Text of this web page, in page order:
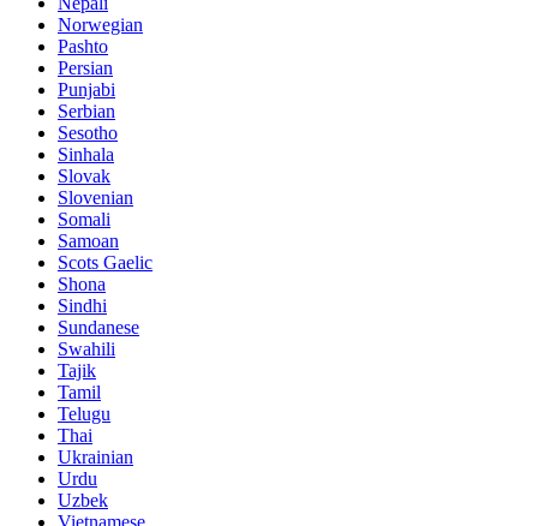
Norwegian
Pashto
Persian
Punjabi
Serbian
Sesotho
Sinhala
Slovak
Slovenian
Somali
Samoan
Scots Gaelic
Shona
Sindhi
Sundanese
Swahili
Tajik
Tamil
Telugu
Thai
Ukrainian
Urdu
Uzbek
Vietnamese